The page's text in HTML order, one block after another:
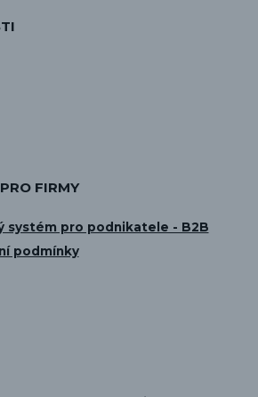
FIRMY
systém pro podnikatele - B2B
podmínky